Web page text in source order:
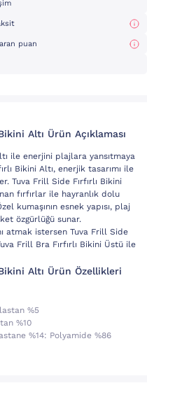
puan
Altı Ürün Açıklaması
ile enerjini plajlara yansıtmaya
Bikini Altı, enerjik tasarımı ile
Tuva Frill Side Fırfırlı Bikini
fırfırlar ile hayranlık dolu
kumaşının esnek yapısı, plaj
özgürlüğü sunar.
atmak istersen Tuva Frill Side
Tuva Frill Bra Fırfırlı Bikini Üstü ile
Altı Ürün Özellikleri
%5
%10
%14: Polyamide %86